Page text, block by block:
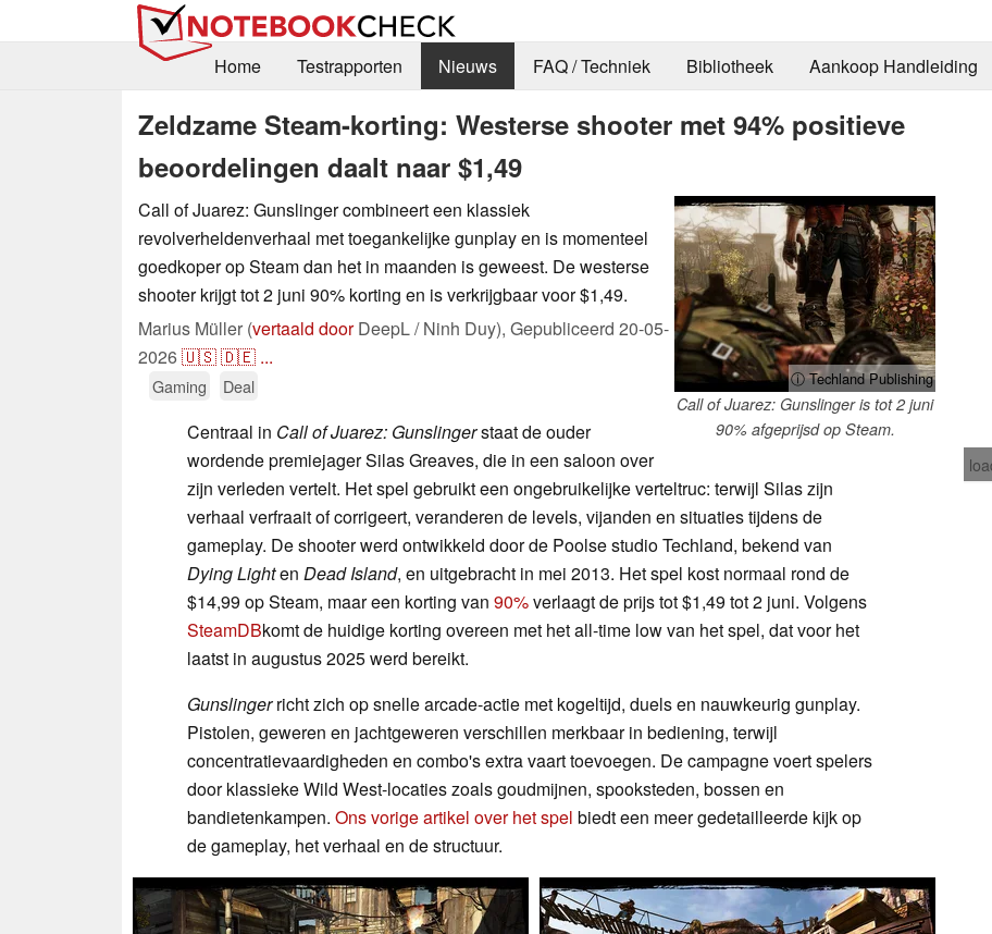
Home
Testrapporten Nieuws FAQ / Techniek Bibliotheek Aankoop Handleiding
Zeldzame Steam-korting: Westerse shooter met 94% positieve
beoordelingen daalt naar $1,49
ⓘ Techland Publishing
Call of Juarez: Gunslinger is tot 2 juni
90% afgeprijsd op Steam.
Call of Juarez: Gunslinger combineert een klassiek
revolverheldenverhaal met toegankelijke gunplay en is momenteel
goedkoper op Steam dan het in maanden is geweest. De westerse
shooter krijgt tot 2 juni 90% korting en is verkrijgbaar voor $1,49.
Marius Müller (vertaald doorDeepL / Ninh Duy), Gepubliceerd 20-05-
2026🇺🇸🇩🇪 ...
Gaming Deal
Centraal in Call of Juarez: Gunslingerstaat de ouder
wordende premiejager Silas Greaves, die in een saloon over
zijn verleden vertelt. Het spel gebruikt een ongebruikelijke verteltruc: terwijl Silas zijn
verhaal verfraait of corrigeert, veranderen de levels, vijanden en situaties tijdens de
gameplay. De shooter werd ontwikkeld door de Poolse studio Techland, bekend van
Dying Lighten Dead Island, en uitgebracht in mei 2013. Het spel kost normaal rond de
$14,99 op Steam, maar een korting van 90%verlaagt de prijs tot $1,49 tot 2 juni. Volgens
SteamDBkomt de huidige korting overeen met het all-time low van het spel, dat voor het
laatst in augustus 2025 werd bereikt.
Gunslingerricht zich op snelle arcade-actie met kogeltijd, duels en nauwkeurig gunplay.
Pistolen, geweren en jachtgeweren verschillen merkbaar in bediening, terwijl
concentratievaardigheden en combo's extra vaart toevoegen. De campagne voert spelers
door klassieke Wild West-locaties zoals goudmijnen, spooksteden, bossen en
bandietenkampen. Ons vorige artikel over het spel biedt een meer gedetailleerde kijk op
de gameplay, het verhaal en de structuur.